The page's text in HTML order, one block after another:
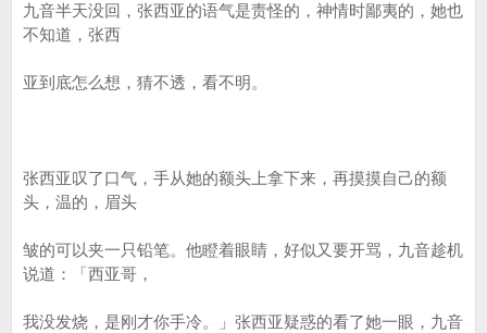
九音半天没回，张西亚的语气是责怪的，神情时鄙夷的，她也
不知道，张西
亚到底怎么想，猜不透，看不明。
张西亚叹了口气，手从她的额头上拿下来，再摸摸自己的额
头，温的，眉头
皱的可以夹一只铅笔。他瞪着眼睛，好似又要开骂，九音趁机
说道：「西亚哥，
我没发烧，是刚才你手冷。」张西亚疑惑的看了她一眼，九音